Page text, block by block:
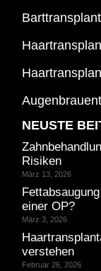
NEUSTE
Risiken
März 13, 2026
einer OP?
März 3, 2026
verstehen
Februar 26, 2026